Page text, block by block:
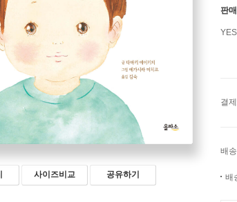
사이즈비교 공유하기
판
결
배
배